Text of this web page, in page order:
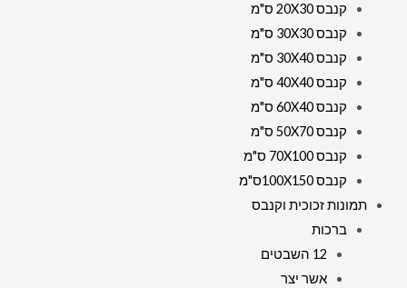
קנבס 20X30 ס"מ
קנבס 30X30 ס"מ
קנבס 30X40 ס"מ
קנבס 40X40 ס"מ
קנבס 60X40 ס"מ
קנבס 50X70 ס"מ
קנבס 70X100 ס"מ
קנבס 100X150ס"מ
תמונות זכוכית וקנבס
ברכות
12 השבטים
אשר יצר